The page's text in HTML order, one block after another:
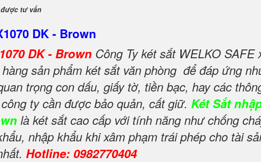
được tư vấn
DK - Brown
DK - Brown Công Ty két sắt WELKO SAFE
sản phẩm két sắt văn phòng để đáp ứng
trọng con dấu, giấy tờ, tiền bạc, hay các
ty cần được bảo quản, cất giữ. Két Sắt
là két sắt cao cấp với tính năng như chống
nhập khẩu khi xâm phạm trái phép cho tài
Hotline: 0982770404